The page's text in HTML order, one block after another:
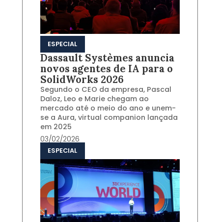
ESPECIAL
Dassault Systèmes anuncia
novos agentes de IA para o
SolidWorks 2026
Segundo o CEO da empresa, Pascal
Daloz, Leo e Marie chegam ao
mercado até o meio do ano e unem-
se a Aura, virtual companion lançada
em 2025
03/02/2026
ESPECIAL